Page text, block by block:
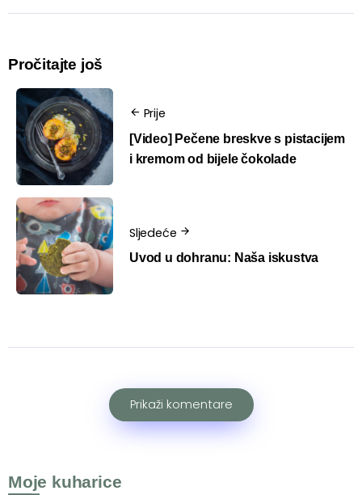
Pročitajte još
Prije
[Video] Pečene breskve s pistacijem
i kremom od bijele čokolade
Sljedeće
Uvod u dohranu: Naša iskustva
Prikaži komentare
Moje kuharice